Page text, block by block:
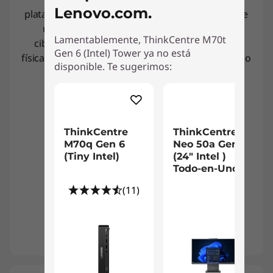
plataforma Intel vPro®opcional para disfrutar de
una seguridad multicapa que bloquea los
ciberataques y el ransomware. Protege tu PC
físicamente con la ranura de seguridad, el bloqueo
electrónico del chasis y más.
Lenovo.com.
Lamentablemente, ThinkCentre M70t
Gen 6 (Intel) Tower ya no está
disponible. Te sugerimos:
ThinkCentre
M70q Gen 6
(Tiny Intel)
(11)
ThinkCentre
Neo 50a Gen 6
(24″ Intel )
Todo-en-Uno